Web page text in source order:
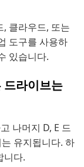
클라우드, 또는
도구를 사용하
있습니다.
드라이브는
나머지 D, E 드
유지됩니다. 하
니다.